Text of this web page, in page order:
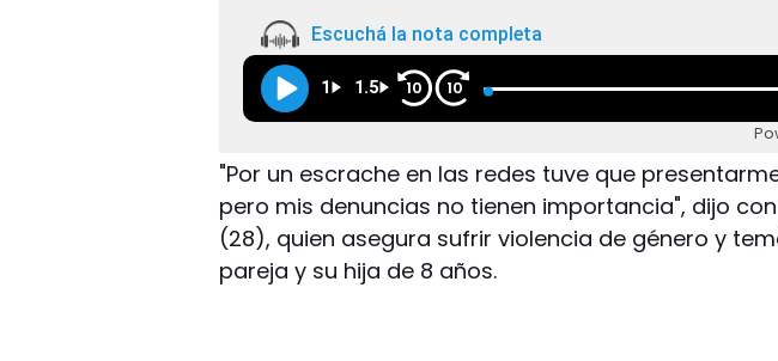
Escuchá la nota completa
1 1.5 10 10
"Por un escrache en las redes tuve que
pero mis denuncias no tienen importancia", dijo
(28), quien asegura sufrir violencia de género y
pareja y su hija de 8 años.